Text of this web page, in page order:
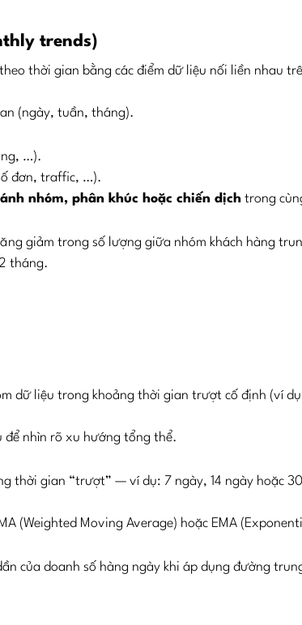
trends)
thời gian bằng các điểm dữ liệu nối liền nhau
(ngày, tuần, tháng).
…).
đơn, traffic, …).
nhóm, phân khúc hoặc chiến dịch trong
giảm trong số lượng giữa nhóm khách hàng
tháng.
dữ liệu trong khoảng thời gian trượt cố định (ví
để nhìn rõ xu hướng tổng thể.
thời gian “trượt” — ví dụ: 7 ngày, 14 ngày hoặc 30
(Weighted Moving Average) hoặc EMA
của doanh số hàng ngày khi áp dụng đường